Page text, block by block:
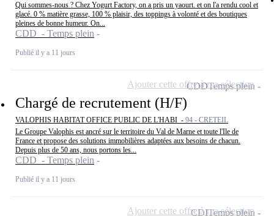
Qui sommes-nous ? Chez Yogurt Factory, on a pris un yaourt. et on l'a rendu cool et
glacé. 0 % matière grasse, 100 % plaisir, des toppings à volonté et des boutiques
pleines de bonne humeur. On...
CDD - Temps plein
Publié il y a 11 jours
Chargé de recrutement (H/F)
VALOPHIS HABITAT OFFICE PUBLIC DE L'HABI - 94 - CRETEIL
Le Groupe Valophis est ancré sur le territoire du Val de Marne et toute l'Ile de
France et propose des solutions immobilières adaptées aux besoins de chacun.
Depuis plus de 50 ans, nous portons les...
CDD - Temps plein
Publié il y a 11 jours
CDDTemps plein
Ajouter cette offre à ma sélection
CDITemps plein
Ajouter cette offre à ma sélection